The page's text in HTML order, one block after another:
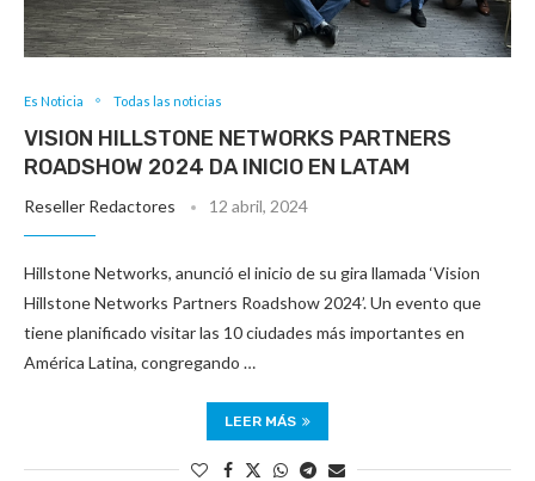
Es Noticia Todas las noticias
VISION HILLSTONE NETWORKS PARTNERS
ROADSHOW 2024 DA INICIO EN LATAM
Reseller Redactores 12 abril, 2024
Hillstone Networks, anunció el inicio de su gira llamada ‘Vision
Hillstone Networks Partners Roadshow 2024’. Un evento que
tiene planificado visitar las 10 ciudades más importantes en
América Latina, congregando …
LEER MÁS